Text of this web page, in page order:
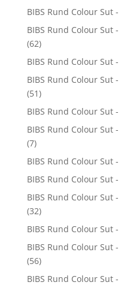
BIBS Rund Colour Sut -
BIBS Rund Colour Sut
(62)
BIBS Rund Colour Sut
BIBS Rund Colour Sut
(51)
BIBS Rund Colour Sut -
BIBS Rund Colour Sut
(7)
BIBS Rund Colour Sut
BIBS Rund Colour Sut
BIBS Rund Colour Sut
(32)
BIBS Rund Colour Sut
BIBS Rund Colour Sut
(56)
BIBS Rund Colour Sut